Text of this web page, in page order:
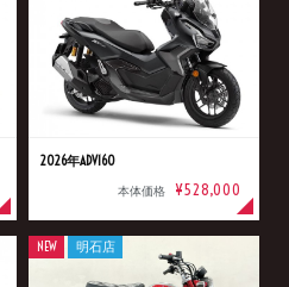
2026年ADV160
本体価格 ¥528,000
NEW 明石店